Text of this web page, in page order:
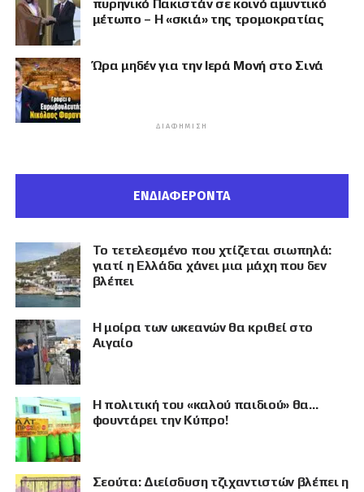
πυρηνικό Πακιστάν σε κοινό αμυντικό
μέτωπο – Η «σκιά» της τρομοκρατίας
Ώρα μηδέν για την Ιερά Μονή στο Σινά
ΔΙΑΦΉΜΙΣΗ
ΕΝΔΙΑΦΕΡΟΝΤΑ
Το τετελεσμένο που χτίζεται σιωπηλά:
γιατί η Ελλάδα χάνει μια μάχη που δεν
βλέπει
Η μοίρα των ωκεανών θα κριθεί στο
Αιγαίο
Η πολιτική του «καλού παιδιού» θα…
φουντάρει την Κύπρο!
Σεούτα: Διείσδυση τζιχαντιστών βλέπει η